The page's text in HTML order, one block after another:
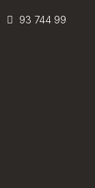
93 744 99